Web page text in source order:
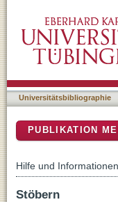
Universitätsbibliographie
PUBLIKATION
Hilfe und Informationen
Stöbern